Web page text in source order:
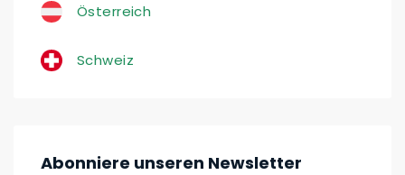
Österreich
Schweiz
Abonniere unseren Newsletter